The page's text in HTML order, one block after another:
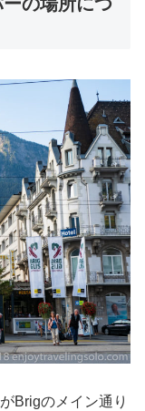
Brigのメイン通り